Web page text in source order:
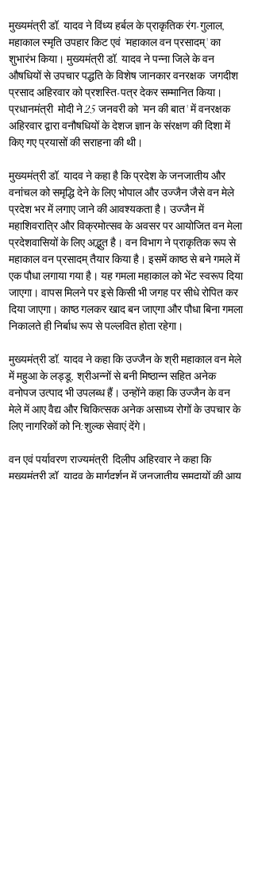
मुख्यमंत्री डॉ. यादव ने विंध्य हर्बल के प्राकृतिक रंग-गुलाल,
महाकाल स्मृति उपहार किट एवं 'महाकाल वन प्रसादम्' का
शुभारंभ किया। मुख्यमंत्री डॉ. यादव ने पन्ना जिले के वन
औषधियों से उपचार पद्धति के विशेष जानकार वनरक्षक  जगदीश
प्रसाद अहिरवार को प्रशस्ति-पत्र देकर सम्मानित किया।
प्रधानमंत्री  मोदी ने 25 जनवरी को 'मन की बात' में वनरक्षक
अहिरवार द्वारा वनौषधियों के देशज ज्ञान के संरक्षण की दिशा में
किए गए प्रयासों की सराहना की थी।
मुख्यमंत्री डॉ. यादव ने कहा है कि प्रदेश के जनजातीय और
वनांचल को समृद्धि देने के लिए भोपाल और उज्जैन जैसे वन मेले
प्रदेश भर में लगाए जाने की आवश्यकता है। उज्जैन में
महाशिवरात्रि और विक्रमोत्सव के अवसर पर आयोजित वन मेला
प्रदेशवासियों के लिए अद्भुत है। वन विभाग ने प्राकृतिक रूप से
महाकाल वन प्रसादम् तैयार किया है। इसमें काष्ठ से बने गमले में
एक पौधा लगाया गया है। यह गमला महाकाल को भेंट स्वरूप दिया
जाएगा। वापस मिलने पर इसे किसी भी जगह पर सीधे रोपित कर
दिया जाएगा। काष्ठ गलकर खाद बन जाएगा और पौधा बिना गमला
निकालते ही निर्बाध रूप से पल्लवित होता रहेगा।
मुख्यमंत्री डॉ. यादव ने कहा कि उज्जैन के श्री महाकाल वन मेले
में महुआ के लड्डू, श्रीअन्नों से बनी मिष्ठान्न सहित अनेक
वनोपज उत्पाद भी उपलब्ध हैं। उन्होंने कहा कि उज्जैन के वन
मेले में आए वैद्य और चिकित्सक अनेक असाध्य रोगों के उपचार के
लिए नागरिकों को नि:शुल्क सेवाएं देंगे।
वन एवं पर्यावरण राज्यमंत्री  दिलीप अहिरवार ने कहा कि
मुख्यमंत्री डॉ. यादव के मार्गदर्शन में जनजातीय समुदायों की आय